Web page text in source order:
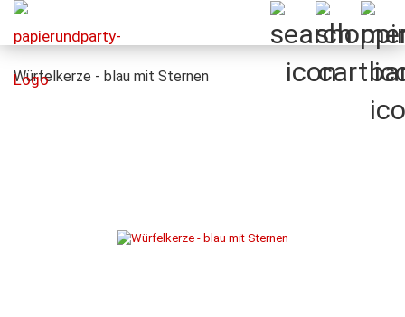
Würfelkerze - blau mit Sternen